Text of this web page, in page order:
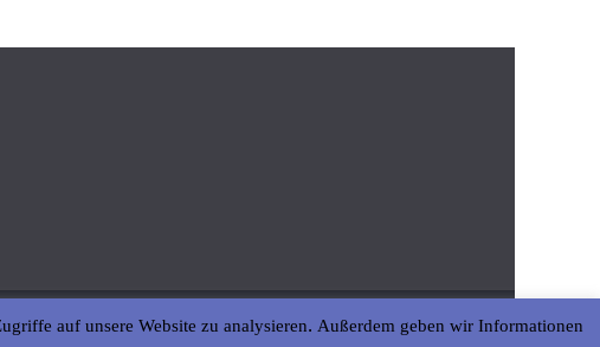
auf unsere Website zu analysieren. Außerdem geben wir Informationen